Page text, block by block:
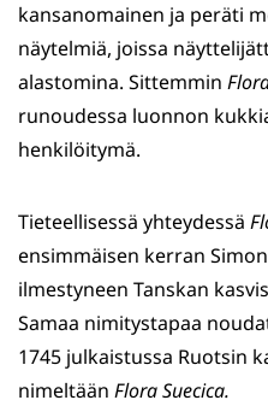
kansanomainen ja peräti
näytelmiä, joissa
alastomina. Sittemmin
runoudessa luonnon
henkilöitymä.
Tieteellisessä yhteydessä
ensimmäisen kerran
ilmestyneen Tanskan
Samaa nimitystapaa
1745 julkaistussa Ruotsin
nimeltään Flora Suecica.